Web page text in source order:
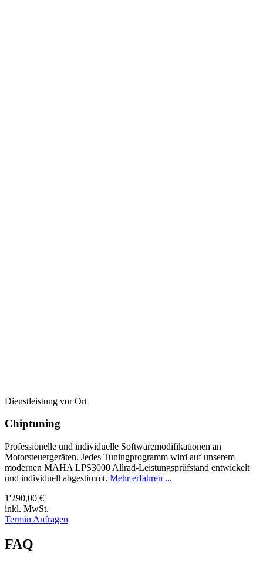
Dienstleistung vor Ort
Chiptuning
Professionelle und individuelle Softwaremodifikationen an
Motorsteuergeräten. Jedes Tuningprogramm wird auf unserem
modernen MAHA LPS3000 Allrad-Leistungsprüfstand entwickelt
und individuell abgestimmt. Mehr erfahren ...
1'290,00 €
inkl. MwSt.
Termin Anfragen
FAQ